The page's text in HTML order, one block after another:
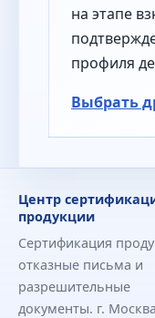
на этапе
профиля
Выбрать
Центр
продукции
Сертификация
отказные письма и
разрешительные
документы. г.